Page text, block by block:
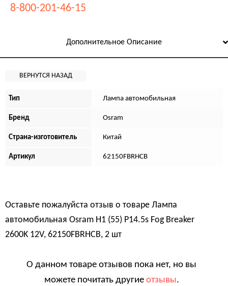
8-800-201-46-15
Дополнительное Описание
Тип Лампа автомобильная
Бренд Osram
Страна-изготовитель Китай
Артикул 62150FBRHCB
Оставьте пожалуйста отзыв о товаре Лампа
автомобильная Osram H1 (55) P14.5s Fog Breaker
2600K 12V, 62150FBRHCB, 2 шт
О данном товаре отзывов пока нет, но вы
можете почитать другие отзывы.